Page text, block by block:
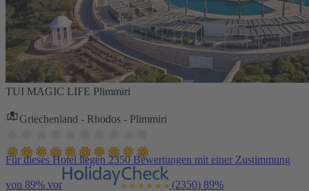
TUI MAGIC LIFE Plimmiri
Griechenland - Rhodos - Plimmiri
Für dieses Hotel liegen 2350 Bewertungen mit einer Zustimmung
von 89% vor (2350) 89%